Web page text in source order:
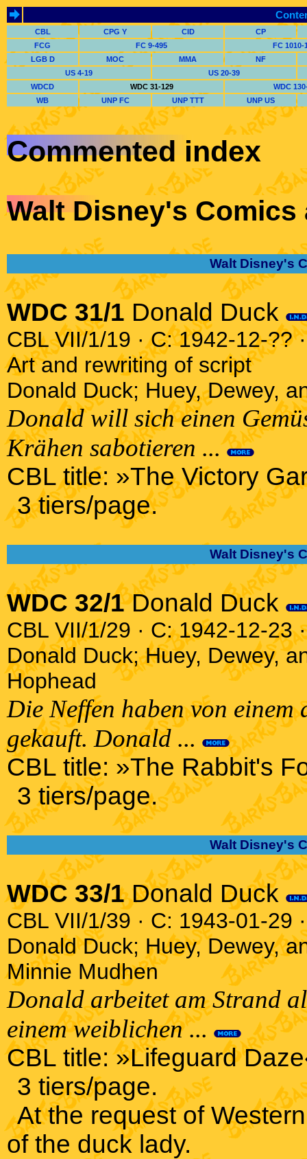
CBL CPG Y CID
CP
FCG
FC 9-495
FC 1010-
LGB D
MOC MMA
NF
US 4-19
US 20-39
WDCD
WDC 31-129
WDC
WB
UNP FC UNP TTT UNP US
Commented index
Walt Disney's Comics
Walt Disney's
WDC 31/1 Donald Duck
CBL VII/1/19 · C: 1942-12-??
Art and rewriting of script
Donald Duck; Huey, Dewey,
Donald will sich einen
Krähen sabotieren ...
CBL title: »The Victory
3 tiers/page.
Walt Disney's
WDC 32/1 Donald Duck
CBL VII/1/29 · C: 1942-12-23
Donald Duck; Huey, Dewey,
Hophead
Die Neffen haben von
gekauft. Donald ...
CBL title: »The Rabbit's
3 tiers/page.
Walt Disney's
WDC 33/1 Donald Duck
CBL VII/1/39 · C: 1943-01-29
Donald Duck; Huey, Dewey,
Minnie Mudhen
Donald arbeitet am Strand
einem weiblichen ...
CBL title: »Lifeguard
3 tiers/page.
At the request of
of the duck lady.